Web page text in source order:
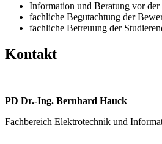
Information und Beratung vor
fachliche Begutachtung der
fachliche Betreuung der
Kontakt
PD Dr.-Ing. Bernhard Hauck
Fachbereich Elektrotechnik und